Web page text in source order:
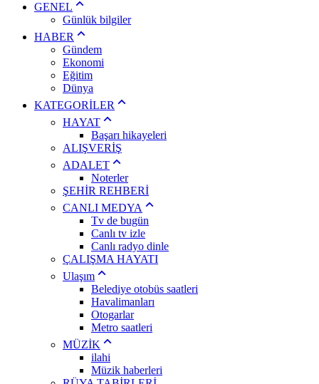
GENEL
Günlük bilgiler
HABER
Gündem
Ekonomi
Eğitim
Dünya
KATEGORİLER
HAYAT
Başarı hikayeleri
ALIŞVERİŞ
ADALET
Noterler
ŞEHİR REHBERİ
CANLI MEDYA
Tv de bugün
Canlı tv izle
Canlı radyo dinle
ÇALIŞMA HAYATI
Ulaşım
Belediye otobüs saatleri
Havalimanları
Otogarlar
Metro saatleri
MÜZİK
ilahi
Müzik haberleri